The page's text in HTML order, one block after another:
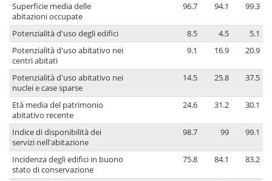
Superficie media delle
abitazioni occupate
96.7 94.1 99.3
Potenzialità d'uso degli edifici 8.5 4.5
5.1
Potenzialità d'uso abitativo nei
centri abitati
9.1 16.9 20.9
Potenzialità d'uso abitativo nei
nuclei e case sparse
14.5 25.8 37.5
Età media del patrimonio
abitativo recente
24.6 31.2 30.1
Indice di disponibilità dei
servizi nell'abitazione
98.7 99 99.1
Incidenza degli edifici in buono
stato di conservazione
75.8 84.1 83.2